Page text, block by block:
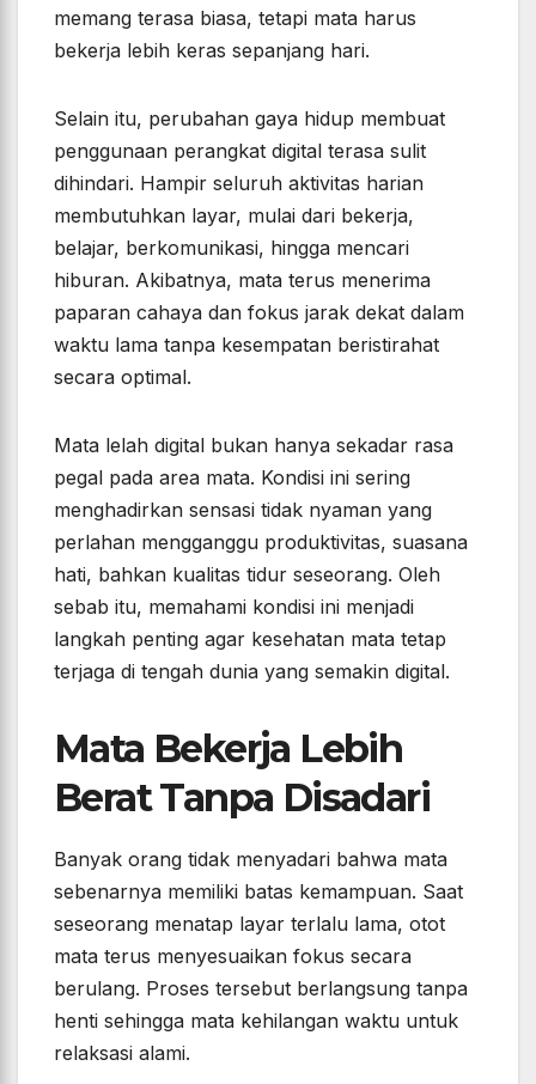
memang terasa biasa, tetapi mata harus
bekerja lebih keras sepanjang hari.
Selain itu, perubahan gaya hidup membuat
penggunaan perangkat digital terasa sulit
dihindari. Hampir seluruh aktivitas harian
membutuhkan layar, mulai dari bekerja,
belajar, berkomunikasi, hingga mencari
hiburan. Akibatnya, mata terus menerima
paparan cahaya dan fokus jarak dekat dalam
waktu lama tanpa kesempatan beristirahat
secara optimal.
Mata lelah digital bukan hanya sekadar rasa
pegal pada area mata. Kondisi ini sering
menghadirkan sensasi tidak nyaman yang
perlahan mengganggu produktivitas, suasana
hati, bahkan kualitas tidur seseorang. Oleh
sebab itu, memahami kondisi ini menjadi
langkah penting agar kesehatan mata tetap
terjaga di tengah dunia yang semakin digital.
Mata Bekerja Lebih
Berat Tanpa Disadari
Banyak orang tidak menyadari bahwa mata
sebenarnya memiliki batas kemampuan. Saat
seseorang menatap layar terlalu lama, otot
mata terus menyesuaikan fokus secara
berulang. Proses tersebut berlangsung tanpa
henti sehingga mata kehilangan waktu untuk
relaksasi alami.